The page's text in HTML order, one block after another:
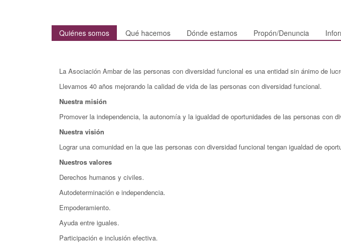
Quiénes somos Qué hacemos Dónde estamos Propón/Denuncia
La Asociación Ambar de las personas con diversidad funcional es una entidad sin ánimo de
Llevamos 40 años mejorando la calidad de vida de las personas con diversidad funcional.
Nuestra misión
Promover la independencia, la autonomía y la igualdad de oportunidades de las personas con
Nuestra visión
Lograr una comunidad en la que las personas con diversidad funcional tengan igualdad de
Nuestros valores
Derechos humanos y civiles.
Autodeterminación e independencia.
Empoderamiento.
Ayuda entre iguales.
Participación e inclusión efectiva.